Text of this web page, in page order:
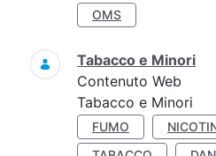
OMS
Tabacco e Minori
Contenuto Web
Tabacco e Minori
FUMO